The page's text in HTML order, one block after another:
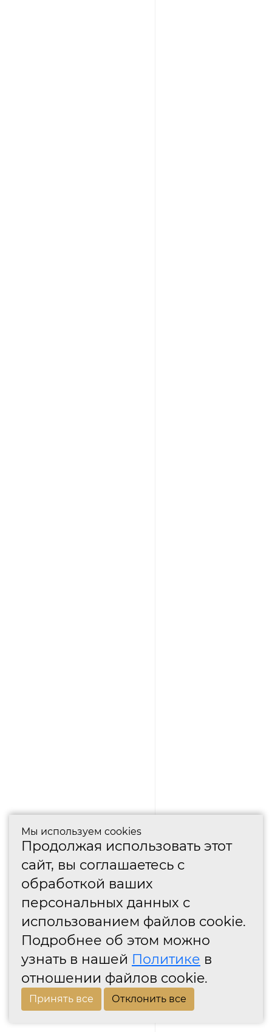
Мы используем cookies
Продолжая использовать этот
сайт, вы соглашаетесь с
обработкой ваших
персональных данных с
использованием файлов cookie.
Подробнее об этом можно
узнать в нашей Политике в
отношении файлов cookie.
Принять все Отклонить все